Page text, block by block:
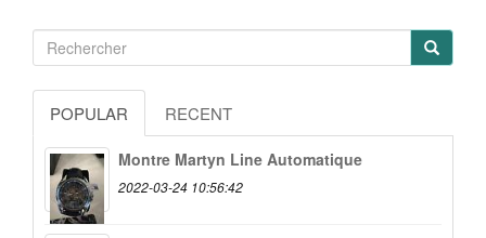
POPULAR RECENT
Montre Martyn Line Automatique
2022-03-24 10:56:42